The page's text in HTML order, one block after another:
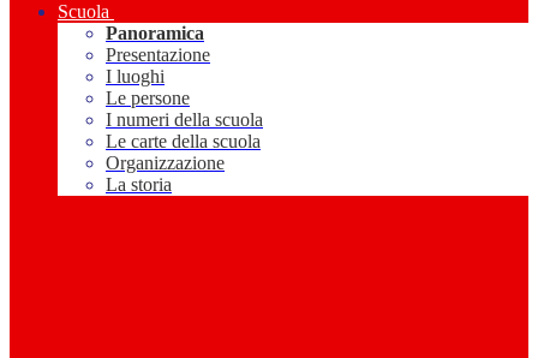
Scuola
Panoramica
Presentazione
I luoghi
Le persone
I numeri della scuola
Le carte della scuola
Organizzazione
La storia